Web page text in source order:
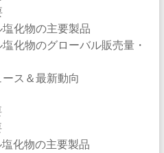
化物の主要製品
物のグローバル販売量・
ス＆最新動向
化物の主要製品